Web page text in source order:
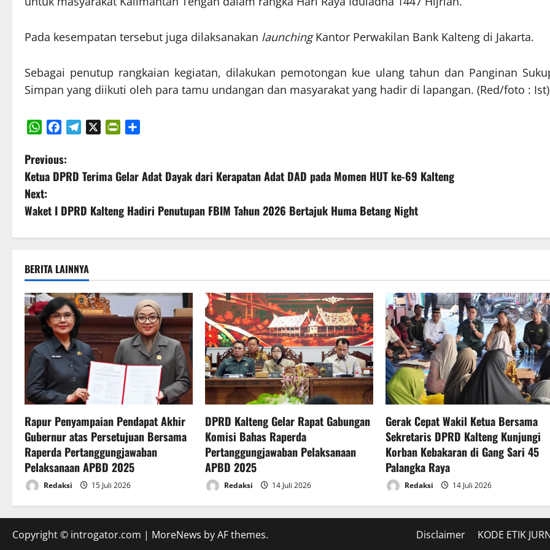
Pada kesempatan tersebut juga dilaksanakan launchingKantor Perwakilan Bank Kalteng di Jakarta.
Sebagai penutup rangkaian kegiatan, dilakukan pemotongan kue ulang tahun dan Panginan
Simpan yang diikuti oleh para tamu undangan dan masyarakat yang hadir di lapangan. (Red/foto : Ist)
P
o
s
t
n
a
v
i
g
a
t
i
o
n
Previous:
Ketua DPRD Terima Gelar Adat Dayak dari Kerapatan Adat DAD pada Momen HUT ke-69 Kalteng
Next:
Waket I DPRD Kalteng Hadiri Penutupan FBIM Tahun 2026 Bertajuk Huma Betang Night
BERITA LAINNYA
Rapur Penyampaian Pendapat Akhir
Gubernur atas Persetujuan Bersama
Raperda Pertanggungjawaban
Pelaksanaan APBD 2025
Redaksi 15 Juli 2026
DPRD Kalteng Gelar Rapat Gabungan
Komisi Bahas Raperda
Pertanggungjawaban Pelaksanaan
APBD 2025
Redaksi 14 Juli 2026
Gerak Cepat Wakil Ketua Bersama
Sekretaris DPRD Kalteng Kunjungi
Korban Kebakaran di Gang Sari 45
Palangka Raya
Redaksi 14 Juli 2026
Copyright © introgator.com | MoreNews by AF themes. Disclaimer KODE ETIK